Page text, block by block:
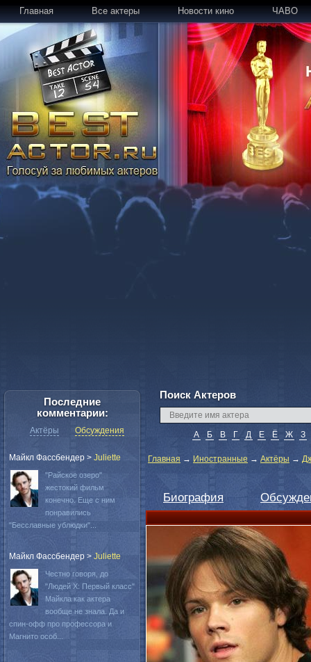
Главная Все актеры Новости кино ЧАВО
Поиск Актеров
А Б В Г Д Е Ё Ж З
Главная → Иностранные → Актёры →
Биография
Последние
комментарии:
Актёры Обсуждения
Майкл Фассбендер > Juliette
"Райское озеро"
жестокий фильм
конечно. Еще с ним
понравились
"Бесславные ублюдки"...
Майкл Фассбендер > Juliette
Честно говоря, до
"Людей Х: Первый класс"
Майкла как актера
вообще не знала. Да и
спин-офф про профессора и
Магнито особ...